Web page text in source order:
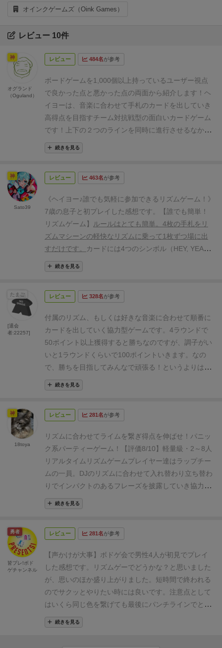
オインクゲームズ（Oink Games）
レビュー 10件
レビュー 484名が参考
ボードゲームを1,000個以上持っているユーザー視点
で良かった点と悪かった点の両面から紹介します！ ヘ
イヨーは、音楽に合わせて手札のカードを出していき
高得点を目指すチーム対抗戦型の面白いカードゲーム
です！
上下の２つのラインを同時に進行させるなか、
時間制限もあるので、ちょっとしたドキドキが楽しめ
ます。またチーム対抗戦なので、チーム内でのコミュ
何点まで伸ばせるかといった遊び方も出来ます。
きく左右されてしまいます・・・好き度（Like）
▶3pt.≪★★★≫ おすすめ度（Recommended）
▶3pt.≪★★★≫子どもと度（With kids）
▶3pt.≪★★★≫ヘイヨーの簡単なゲームの流れとル
ール解説はこちらをご覧ください！
続きを見る
神
オグランド
（Oguland）
レビュー 463名が参考
《ヘイヨー♪誰でも気軽に参加できるリズムゲーム！》
7歳の息子と初プレイした感想です。
【誰でも簡単！
リズムゲーム】
ルールはとても簡単。4枚の手札をリ
ズムマシーンの軽快なリズムに乗って1枚ずつ場に出
すだけです。
カードには4つのシンボル（HEY, YEAH,
AH, YO）が記されており、これらを出来るだけ繋いで
いくとスコアが上がっていきます。ただし得点となる
みです。これだけのルールなので7歳の息子もすぐに
リズムがとても気持ちよく、楽しい気持ちでラップで
きます♪【リアルタイムだから焦る！】
このゲームの醍
醐味はリアルタイム性だと思います。 落ち着いて考え
ながら出せば簡単にハイスコアが取れるルールです
が、リズムに乗ってすぐに自分の番が回ってきます
し、前もってカードを準備していても前の人が出した
かなり焦ります。予定が狂えば狂うほど焦るので、も
うワチャワチャです（笑）
いていると言えるでしょう。 【1回3分程度、何回でも
遊びたくなる！】カードは全部で38枚。付属のリズム
マシーンは5秒に1回程度のリズムを刻むので、ゲーム
時間は大体3分ちょっと程度になります。レベルは1〜
4まであり、今回7歳の息子とレベル1を遊んだところ
40点前後でした。
なのに〜！もう一回！」と言って3回ほど連続して遊
もっと得点は取れると思いますが、良いレベルデザイ
チーム対抗戦ルール（4〜10人）があり、プレイ人数
の幅が広いのも良いですね。 ＜良いところ＞・ルール
が簡単。小学校低学年でも楽しめます。 ・リズムに乗
ってカードを出すだけなのに気持ちいい♪・「ヘイ！」
「ヨー！」などと声を出しても楽しい（笑） ＜悪いと
ころ＞・リズムに乗って遊ぶゲームなので、公共の場
クになる人は楽しめないかも。【感想】
続きを見る
神
Sato39
レビュー 328名が参考
付属のリズム、もしくは好きな音楽に合わせて順番に
カードを出していく協力型ゲームです。 4ラウンドで
50ポイント以上獲得すると勝ちなのですが、調子がい
いと1ラウンドくらいで100ポイントいきます。 なの
で、勝ちを目指してみんなで頑張る！というよりは、
音楽に合わせてカードを出すことを楽しむゲームだと
思っています。
個室で、仲良い人とアイスブレイク用のゲームとして
続きを見る
たまご
[退会
者:22257]
レビュー 281名が参考
リズムに合わせてライムを繋ぎ得点を伸ばせ！パニッ
ク系パーティーゲーム！
【評価8/10】軽量級・2～8人
リアルタイムリズムゲームプレイヤー達はラップチー
ムの一員。DJのリズムに合わせて入れ替わり立ち替わ
りでインパクトのあるフレーズを披露していき協力し
て観客を沸かせよう！というのがゲームの目的です。
ゲームの流れとしては，スタートプレイヤーがDJボタ
ッ」と笛のような音が流れます。その「ピーッ」のタ
置いていきます。
カードには二本のラインがあり，
「HEY」「YO」「YEAH」「AH」の4つの「ライム」
がランダムに描かれています。片方のラインにだけラ
イムがあるもの，両方のラインにライムがあるもの，
中にはライムが二つ（YEAH・YEAHとかYO・YOと
か）並んでいるものなどが混じっています。
続きを見る
神
18toya
レビュー 281名が参考
【声かけが大事】ボドゲ会で男性4人が初見でプレイ
した感想です。リズムゲーでどうかな？と思いました
が、思いのほか盛り上がりました。短時間で終われる
のでサクッとやりたい時には良いです。注意点として
はいくら同じ色を繋げても最後にパンチラインでとじ
られなければ0点です。高得点を目指すのももちろん
良いですが、程よく刻んでいきましょう。誰がパンチ
続きを見る
勇者
皆プレ!ボド
ゲチャンネル